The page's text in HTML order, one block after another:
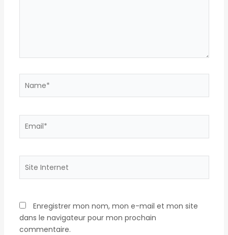
Internet
Enregistrer mon nom, mon e-mail et mon site
dans le navigateur pour mon prochain
commentaire.